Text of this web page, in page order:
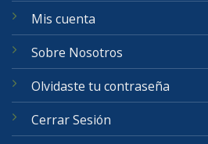
Mis cuenta
Sobre Nosotros
Olvidaste tu contraseña
Cerrar Sesión